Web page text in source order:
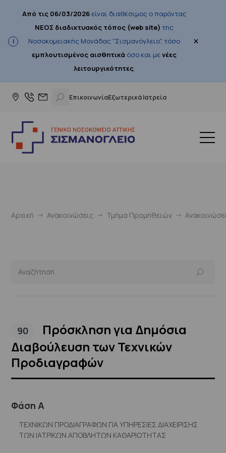
Από τις 06/03/2026είναι διαθέσιμος ο παρόντας
ΝΕΟΣ διαδικτυακός τόπος (web site) της
Νοσοκομειακής Μονάδας "Σισμανόγλειο", τόσο
εμπλουτισμένος αισθητικά όσο και μενέες
λειτουργικότητες.
×
ΕπικοινωνίαΕξωτερικά Ιατρεία
Αρχική Ανακοινώσεις Τμήμα Προμηθειών
90
Πρόσκληση για Δημόσια
Διαβούλευση των Τεχνικών
Προδιαγραφών
Φάση Α
ΤΕΧΝΙΚΩΝ ΠΡΟΔΙΑΓΡΑΦΩΝ ΓΙΑ ΥΠΗΡΕΣΙΕΣ ΔΙΑΧΕΙΡΙΣΗΣ
ΤΩΝ ΙΑΤΡΙΚΩΝ ΑΠΟΒΛΗΤΩΝ ΚΑΘΑΡΙΟΤΗΤΑΣ